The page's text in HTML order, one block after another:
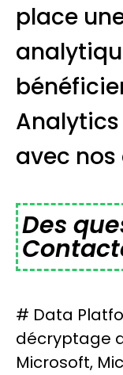
place
Analytics
avec nos
Des
# Data
décryptage
Microsoft,